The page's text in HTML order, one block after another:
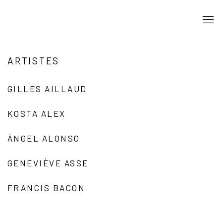
ARTISTES
GILLES AILLAUD
KOSTA ALEX
ÁNGEL ALONSO
GENEVIÈVE ASSE
FRANCIS BACON